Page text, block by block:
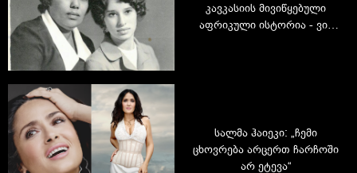
კავკასიის მივიწყებული
აფრიკული ისტორია - ვინ
სალმა ჰაიეკი: „ჩემი
ცხოვრება არცერთ ჩარჩოში
არ ეტევა“